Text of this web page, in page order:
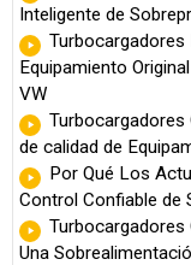
Inteligente de
Turbocargadores
Equipamiento
VW
Turbocargadores
de calidad de
Por Qué Los
Control Confiable de
Turbocargadores
Una